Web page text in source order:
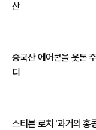
산
중국산 에어콘을 웃돈
디
스티븐 로치 '과거의 홍